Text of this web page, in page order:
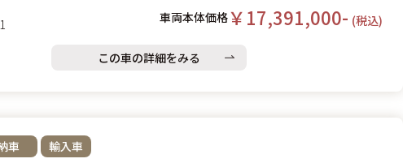
車両本体価格￥17,391,000- (税込)
この車の詳細をみる
車 輸入車